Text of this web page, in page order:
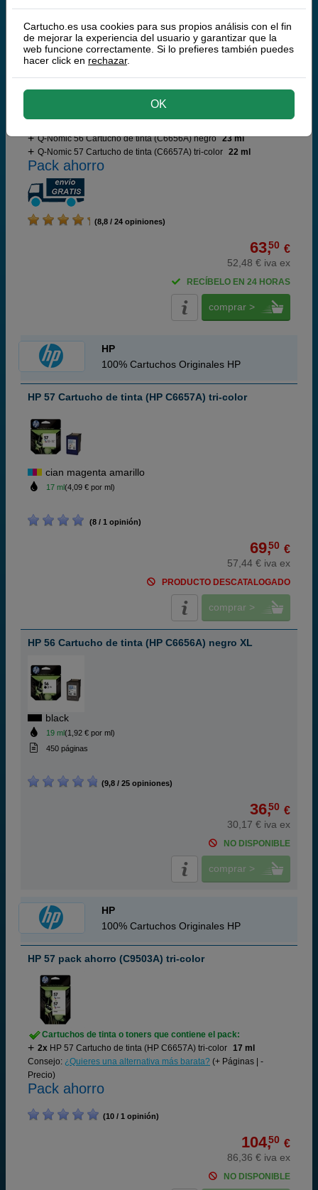
Q-Nomic Pack: 56 (Negro) + 57 (tri-color)
Q-Nomic 56 Cartucho de tinta (C6656A) negro 23 ml
Q-Nomic 57 Cartucho de tinta (C6657A) tri-color 22 ml
Pack ahorro
(8,8 / 24 opiniones)
63,50 €
52,48 € iva ex
RECÍBELO EN 24 HORAS
comprar >
HP
100% Cartuchos Originales HP
HP 57 Cartucho de tinta (HP C6657A) tri-color
cian magenta amarillo
17 ml(4,09 € por ml)
(8 / 1 opinión)
69,50 €
57,44 € iva ex
PRODUCTO DESCATALOGADO
comprar >
HP 56 Cartucho de tinta (HP C6656A) negro XL
black
19 ml(1,92 € por ml)
450 páginas
(9,8 / 25 opiniones)
36,50 €
30,17 € iva ex
NO DISPONIBLE
comprar >
HP
100% Cartuchos Originales HP
HP 57 pack ahorro (C9503A) tri-color
Cartuchos de tinta o toners que contiene el pack:
2x HP 57 Cartucho de tinta (HP C6657A) tri-color 17 ml
Consejo: ¿Quieres una alternativa más barata? (+ Páginas | -
Precio)
Pack ahorro
(10 / 1 opinión)
104,50 €
86,36 € iva ex
NO DISPONIBLE
Cartucho.es usa cookies para sus propios análisis con el fin
de mejorar la experiencia del usuario y garantizar que la
web funcione correctamente. Si lo prefieres también puedes
hacer click en rechazar.
OK